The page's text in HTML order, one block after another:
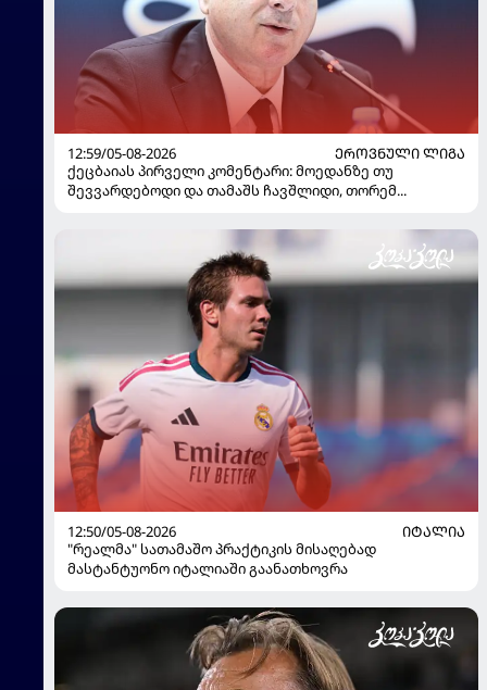
12:59/05-08-2026
ᲔᲠᲝᲕᲜᲣᲚᲘ ᲚᲘᲒᲐ
ქეცბაიას პირველი კომენტარი: მოედანზე თუ
შევვარდებოდი და თამაშს ჩავშლიდი, თორემ...
12:50/05-08-2026
ᲘᲢᲐᲚᲘᲐ
"რეალმა" სათამაშო პრაქტიკის მისაღებად
მასტანტუონო იტალიაში გაანათხოვრა